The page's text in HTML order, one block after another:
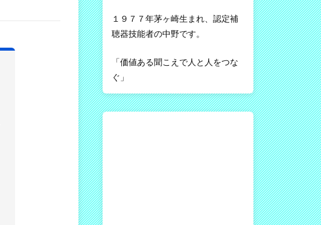
１９７７年茅ヶ崎生まれ、認定補
聴器技能者の中野です。
「価値ある聞こえで人と人をつな
ぐ」